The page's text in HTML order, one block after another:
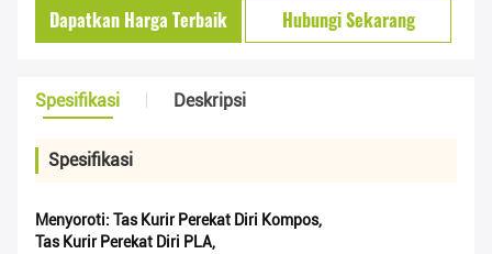
Dapatkan Harga Terbaik Hubungi Sekarang
Spesifikasi Deskripsi
Spesifikasi
Menyoroti: Tas Kurir Perekat Diri Kompos,
Tas Kurir Perekat Diri PLA,